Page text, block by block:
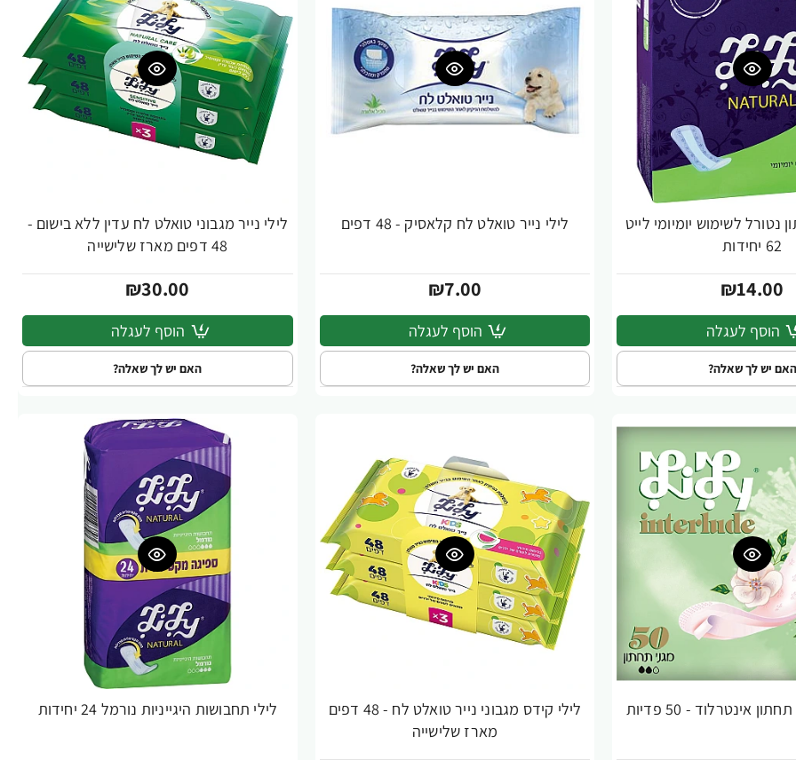
נטורל לשימוש יומיומי לייט
62 יחידות
₪14.00
הוסף לעגלה
האם יש לך שאלה?
לילי נייר טואלט לח קלאסיק - 48 דפים
₪7.00
הוסף לעגלה
האם יש לך שאלה?
לילי נייר מגבוני טואלט לח עדין ללא בישום -
48 דפים מארז שלישייה
₪30.00
הוסף לעגלה
האם יש לך שאלה?
אינטרלוד - 50 פדיות
לילי קידס מגבוני נייר טואלט לח - 48 דפים
מארז שלישייה
לילי תחבושות היגייניות נורמל 24 יחידות